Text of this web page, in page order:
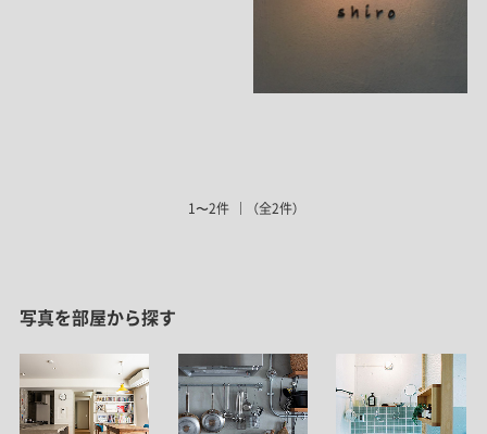
1〜2件 （全2件）
写真を部屋から探す